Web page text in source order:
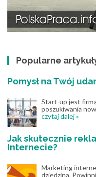
Popularne
Pomysł na Twój
Start-up jest
poszukiwania
czytaj dalej »
Jak skutecznie
Internecie?
Marketing
dziedzina.